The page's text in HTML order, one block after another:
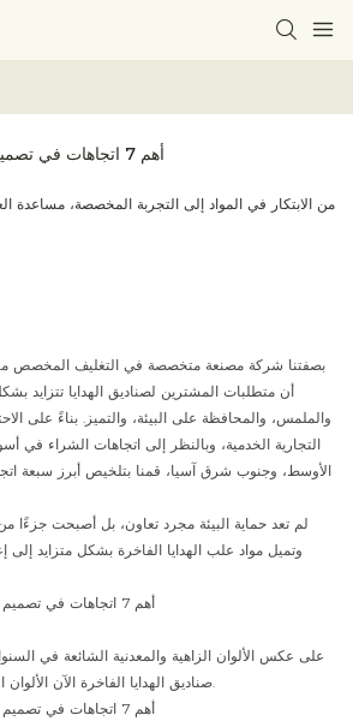
أهم 7 اتجاهات في تصميم صناديق الهدايا الفاخرة
من الابتكار في المواد إلى التجربة المخصصة، مساعدة
بصفتنا شركة مصنعة متخصصة في التغليف المخصص
أن متطلبات المشترين لصناديق الهدايا تتزايد
والملمس، والمحافظة على البيئة، والتميز. بناءً على
التجارية الخدمية، وبالنظر إلى اتجاهات الشراء في
الأوسط، وجنوب شرق آسيا، قمنا بتلخيص أبرز سبعة
لم تعد حماية البيئة مجرد تعاون، بل أصبحت جزءًا من
وتميل مواد علب الهدايا الفاخرة بشكل متزايد إلى
صناديق الهدايا الفاخرة الآن الألوان المستقرة والنظيفة والواسعة.